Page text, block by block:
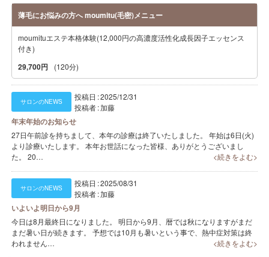
薄毛にお悩みの方へ moumitu(毛密)メニュー
moumituエステ本格体験(12,000円の高濃度活性化成長因子エッセンス
付き)
29,700円 (120分)
サロンのNEWS
投稿日 2025/12/31
投稿者 加藤
年末年始のお知らせ
27日午前診を持ちまして、本年の診療は終了いたしました。 年始は6日(火)
より診療いたします。 本年お世話になった皆様、ありがとうございまし
た。 20…
<続きをよむ>
サロンのNEWS
投稿日 2025/08/31
投稿者 加藤
いよいよ明日から9月
今日は8月最終日になりました。 明日から9月、暦では秋になりますがまだ
まだ暑い日が続きます。 予想では10月も暑いという事で、熱中症対策は終
われません…
<続きをよむ>